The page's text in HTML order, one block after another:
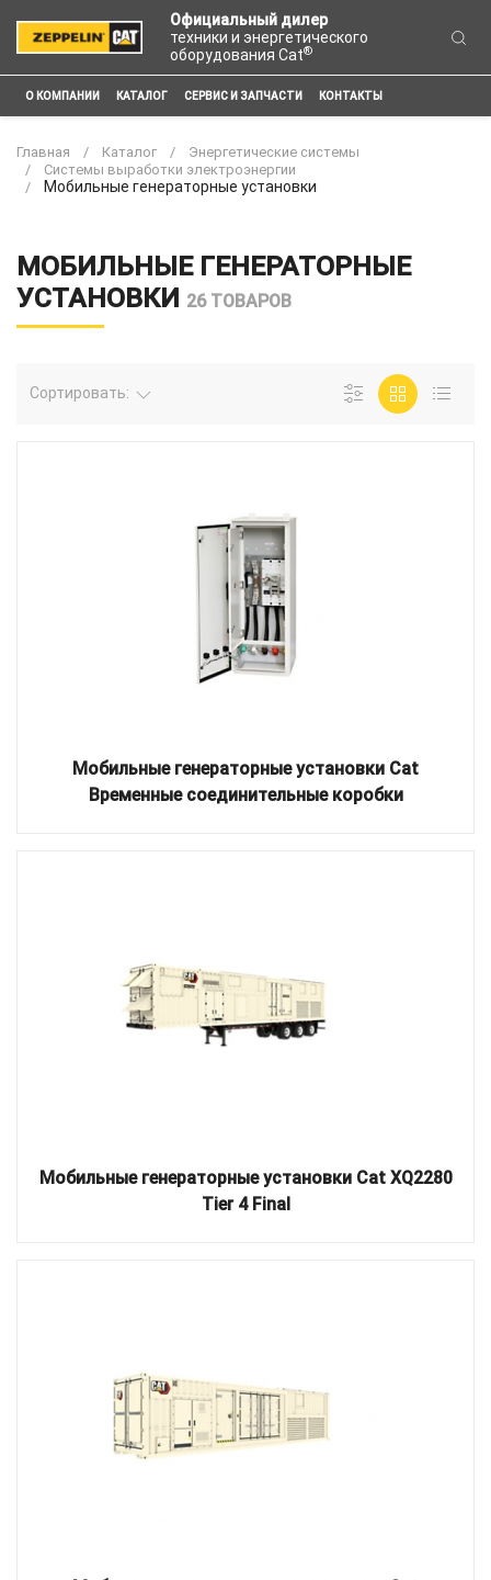
Официальный дилер
техники и энергетического
оборудования Cat®
О КОМПАНИИ КАТАЛОГ СЕРВИС И ЗАПЧАСТИ КОНТАКТЫ
Главная Каталог
Энергетические системы
Системы выработки электроэнергии
Мобильные генераторные установки
МОБИЛЬНЫЕ ГЕНЕРАТОРНЫЕ
УСТАНОВКИ 26 ТОВАРОВ
Сортировать:
Мобильные генераторные установки Cat
Временные соединительные коробки
Мобильные генераторные установки Cat XQ2280
Tier 4 Final